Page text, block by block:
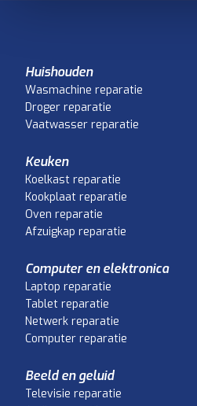
Huishouden
Wasmachine reparatie
Droger reparatie
Vaatwasser reparatie
Keuken
Koelkast reparatie
Kookplaat reparatie
Oven reparatie
Afzuigkap reparatie
Computer en elektronica
Laptop reparatie
Tablet reparatie
Netwerk reparatie
Computer reparatie
Beeld en geluid
Televisie reparatie